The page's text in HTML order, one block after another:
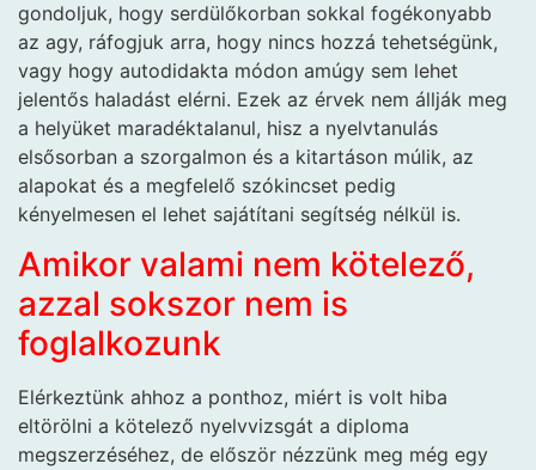
gondoljuk, hogy serdülőkorban sokkal fogékonyabb
az agy, ráfogjuk arra, hogy nincs hozzá tehetségünk,
vagy hogy autodidakta módon amúgy sem lehet
jelentős haladást elérni. Ezek az érvek nem állják meg
a helyüket maradéktalanul, hisz a nyelvtanulás
elsősorban a szorgalmon és a kitartáson múlik, az
alapokat és a megfelelő szókincset pedig
kényelmesen el lehet sajátítani segítség nélkül is.
Amikor valami nem kötelező,
azzal sokszor nem is
foglalkozunk
Elérkeztünk ahhoz a ponthoz, miért is volt hiba
eltörölni a kötelező nyelvvizsgát a diploma
megszerzéséhez, de először nézzünk meg még egy